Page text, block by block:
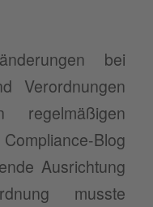
bei
Verordnungen
Blog
Ausrichtung
musste